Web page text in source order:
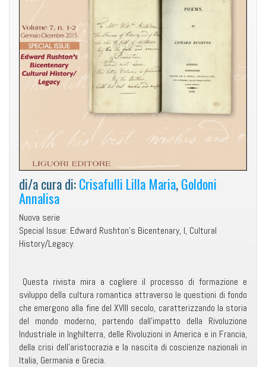
di/a cura di:Crisafulli Lilla Maria,Goldoni
Annalisa
Nuova serie
Special Issue: Edward Rushton’s Bicentenary, I, Cultural
History/Legacy.
Questa rivista mira a cogliere il processo di formazione e
sviluppo della cultura romantica attraverso le questioni di fondo
che emergono alla fine del XVIII secolo, caratterizzando la storia
del mondo moderno, partendo dall’impatto della Rivoluzione
Industriale in Inghilterra, delle Rivoluzioni in America e in Francia,
della crisi dell’aristocrazia e la nascita di coscienze nazionali in
Italia, Germania e Grecia.